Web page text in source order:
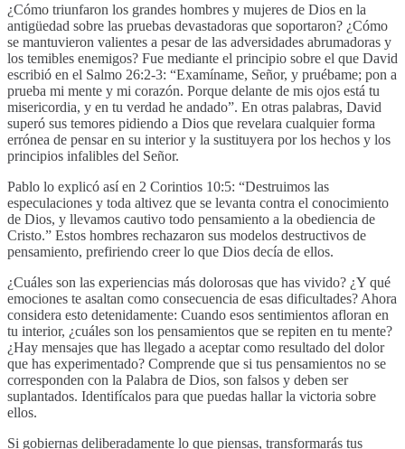
¿Cómo triunfaron los grandes hombres y mujeres de Dios en la
antigüedad sobre las pruebas devastadoras que soportaron? ¿Cómo
se mantuvieron valientes a pesar de las adversidades abrumadoras y
los temibles enemigos? Fue mediante el principio sobre el que David
escribió en el Salmo 26:2-3: “Examíname, Señor, y pruébame; pon a
prueba mi mente y mi corazón. Porque delante de mis ojos está tu
misericordia, y en tu verdad he andado”. En otras palabras, David
superó sus temores pidiendo a Dios que revelara cualquier forma
errónea de pensar en su interior y la sustituyera por los hechos y los
principios infalibles del Señor.
Pablo lo explicó así en 2 Corintios 10:5: “Destruimos las
especulaciones y toda altivez que se levanta contra el conocimiento
de Dios, y llevamos cautivo todo pensamiento a la obediencia de
Cristo.” Estos hombres rechazaron sus modelos destructivos de
pensamiento, prefiriendo creer lo que Dios decía de ellos.
¿Cuáles son las experiencias más dolorosas que has vivido? ¿Y qué
emociones te asaltan como consecuencia de esas dificultades? Ahora
considera esto detenidamente: Cuando esos sentimientos afloran en
tu interior, ¿cuáles son los pensamientos que se repiten en tu mente?
¿Hay mensajes que has llegado a aceptar como resultado del dolor
que has experimentado? Comprende que si tus pensamientos no se
corresponden con la Palabra de Dios, son falsos y deben ser
suplantados. Identifícalos para que puedas hallar la victoria sobre
ellos.
Si gobiernas deliberadamente lo que piensas, transformarás tus